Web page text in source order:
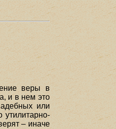
веры в
и в нем это
или
утилитарно-
– иначе